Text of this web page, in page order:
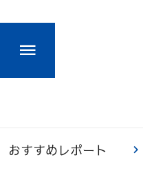
おすすめレポート